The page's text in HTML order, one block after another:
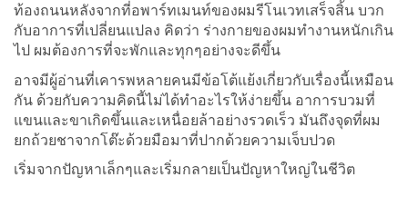
ท้องถนนหลังจากที่อพาร์ทเมนท์ของผมรีโนเวทเสร็จสิ้น บวก
กับอาการที่เปลี่ยนแปลง คิดว่า ร่างกายของผมทำงานหนักเกิน
ไป ผมต้องการที่จะพักและทุกๆอย่างจะดีขึ้น
อาจมีผู้อ่านที่เคารพหลายคนมีข้อโต้แย้งเกี่ยวกับเรื่องนี้เหมือน
กัน ด้วยกับความคิดนี้ไม่ได้ทำอะไรให้ง่ายขึ้น อาการบวมที่
แขนและขาเกิดขึ้นและเหนื่อยล้าอย่างรวดเร็ว มันถึงจุดที่ผม
ยกถ้วยชาจากโต๊ะด้วยมือมาที่ปากด้วยความเจ็บปวด
เริ่มจากปัญหาเล็กๆและเริ่มกลายเป็นปัญหาใหญ่ในชีวิต